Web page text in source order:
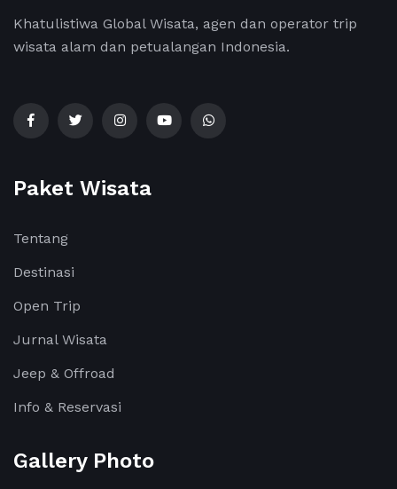
Khatulistiwa Global Wisata, agen dan operator trip
wisata alam dan petualangan Indonesia.
Paket Wisata
Tentang
Destinasi
Open Trip
Jurnal Wisata
Jeep & Offroad
Info & Reservasi
Gallery Photo